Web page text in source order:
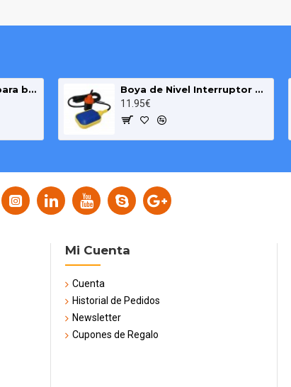
Cuadros de Sondas para bomba Sumergibles 3.00 HP monofásico Pozo MAXGE
Boya de Nivel Interruptor para Bombas Pozo y Deposito cable 3m
11.95€
Mi Cuenta
Cuenta
Historial de Pedidos
Newsletter
Cupones de Regalo